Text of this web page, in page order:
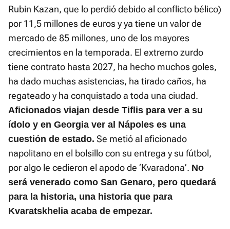
Rubin Kazan, que lo perdió debido al conflicto bélico)
por 11,5 millones de euros y ya tiene un valor de
mercado de 85 millones, uno de los mayores
crecimientos en la temporada. El extremo zurdo
tiene contrato hasta 2027, ha hecho muchos goles,
ha dado muchas asistencias, ha tirado caños, ha
regateado y ha conquistado a toda una ciudad.
Aficionados viajan desde Tiflis para ver a su
ídolo y en Georgia ver al Nápoles es una
cuestión de estado. Se metió al aficionado
napolitano en el bolsillo con su entrega y su fútbol,
por algo le cedieron el apodo de ‘Kvaradona’. No
será venerado como San Genaro, pero quedará
para la historia, una historia que para
Kvaratskhelia acaba de empezar.